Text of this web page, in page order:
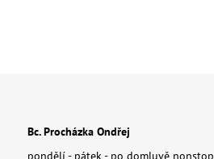
Bc. Procházka Ondřej
pondělí - pátek - po domluvě nonstop